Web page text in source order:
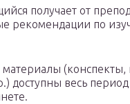
получает от
рекомендации по
доступны весь